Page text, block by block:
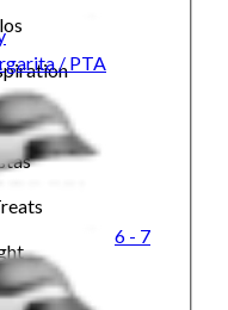
/ PTA
6 - 7